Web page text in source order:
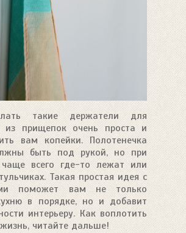
такие держатели для
из прищепок очень проста и
вам копейки. Полотенечка
быть под рукой, но при
всего где-то лежат или
Такая простая идея с
поможет вам не только
в порядке, но и добавит
интерьеру. Как воплотить
читайте дальше!